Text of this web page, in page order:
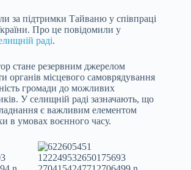
за підтримки Тайваню у співпраці
Про це повідомили у
раді.
стане резервним джерелом
органів місцевого самоврядування
громади до можливих
У селищній раді зазначають, що
є важливим елементом
в умовах воєнного часу.